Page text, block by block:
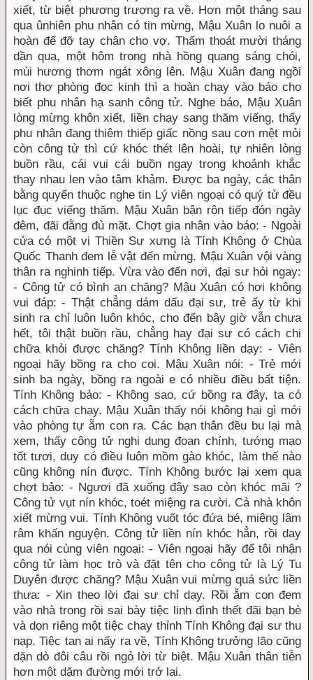
xiết, từ biệt phương trượng ra về. Hơn một tháng sau
qua ûnhiên phu nhân có tin mừng, Mậu Xuân lo nuôi a
hoàn để đỡ tay chân cho vợ. Thấm thoát mười tháng
dần qua, một hôm trong nhà hồng quang sáng chói,
mùi hương thơm ngát xông lên. Mậu Xuân đang ngồi
nơi thơ phòng đọc kinh thì a hoàn chạy vào báo cho
biết phu nhân hạ sanh công tử. Nghe báo, Mậu Xuân
lòng mừng khôn xiết, liền chạy sang thăm viếng, thấy
phu nhân đang thiêm thiếp giấc nồng sau cơn mệt mỏi
còn công tử thì cứ khóc thét lên hoài, tự nhiên lòng
buồn rầu, cái vui cái buồn ngay trong khoảnh khắc
thay nhau len vào tâm khảm. Được ba ngày, các thân
bằng quyến thuộc nghe tin Lý viên ngoại có quý tử đều
lục đục viếng thăm. Mậu Xuân bận rộn tiếp đón ngày
đêm, đãi đằng đủ mặt. Chợt gia nhân vào báo: - Ngoài
cửa có một vị Thiền Sư xưng là Tính Không ở Chùa
Quốc Thanh đem lễ vật đến mừng. Mậu Xuân vội vàng
thân ra nghinh tiếp. Vừa vào đến nơi, đại sư hỏi ngay:
- Công tử có bình an chăng? Mậu Xuân có hơi không
vui đáp: - Thật chẳng dám dấu đại sư, trẻ ấy từ khi
sinh ra chỉ luôn luôn khóc, cho đến bây giờ vẫn chưa
hết, tôi thật buồn rầu, chẳng hay đại sư có cách chi
chữa khỏi được chăng? Tính Không liền dạy: - Viên
ngoại hãy bồng ra cho coi. Mậu Xuân nói: - Trẻ mới
sinh ba ngày, bồng ra ngoài e có nhiều điều bất tiện.
Tính Không bảo: - Không sao, cứ bồng ra đây, ta có
cách chữa chạy. Mậu Xuân thấy nói không hại gì mới
vào phòng tự ẵm con ra. Các bạn thân đều bu lại mà
xem, thấy công tử nghi dung đoan chính, tướng mạo
tốt tươi, duy có điều luôn mồm gào khóc, làm thế nào
cũng không nín được. Tính Không bước lại xem qua
chợt bảo: - Ngươi đã xuống đây sao còn khóc mãi ?
Công tử vụt nín khóc, toét miệng ra cười. Cả nhà khôn
xiết mừng vui. Tính Không vuốt tóc đứa bé, miệng lâm
râm khấn nguyện. Công tử liền nín khóc hẳn, rồi day
qua nói cùng viên ngoại: - Viên ngoại hãy để tôi nhận
công tử làm học trò và đặt tên cho công tử là Lý Tu
Duyên được chăng? Mậu Xuân vui mừng quá sức liền
thưa: - Xin theo lời đại sư chỉ dạy. Rồi ẵm con đem
vào nhà trong rồi sai bày tiệc linh đình thết đãi bạn bè
và dọn riêng một tiệc chay thỉnh Tính Không đại sư thu
nạp. Tiệc tan ai nấy ra về, Tính Không trưởng lão cũng
dặn dò đôi câu rồi ngỏ lời từ biệt. Mậu Xuân thân tiễn
hơn một dặm đường mới trở lại.